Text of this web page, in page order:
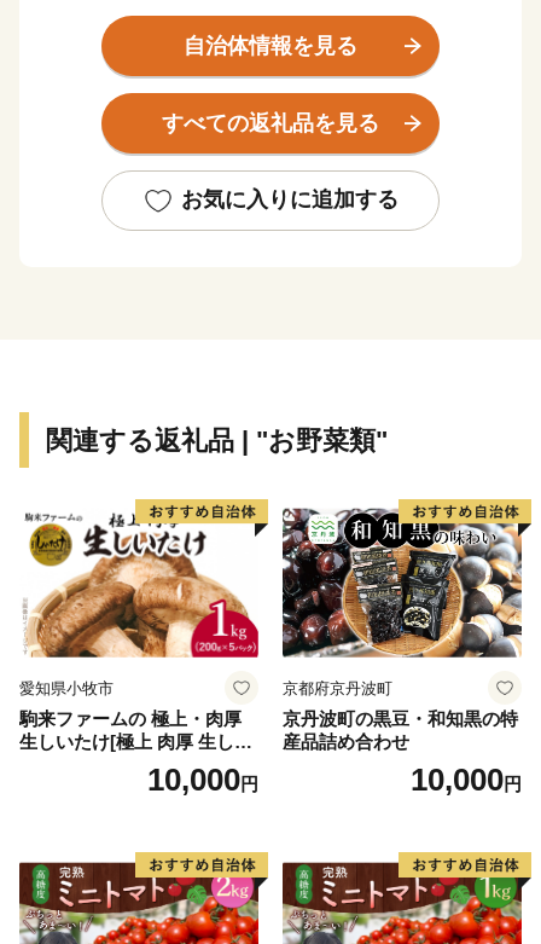
ん」発祥の地でもあり、絹織物の生産量は日本一を誇り
★ABCテレビのニュース情報番組「news おかえり」
任せ干物セット が紹介されました！
👉お任せ干物セット
自治体情報を見る
すべての返礼品を見る
お気に入りに追加する
関連する返礼品 | "お野菜類"
愛知県小牧市
駒来ファームの 極上・肉厚
生しいたけ[極上 肉厚 生しい
たけ 生シイタケ 生椎茸 安心
安全 国産 採れたて 新鮮 きの
10,000円
京都府京丹波町
京丹波町の黒豆・和知黒の特
産品詰め合わせ
10,000円